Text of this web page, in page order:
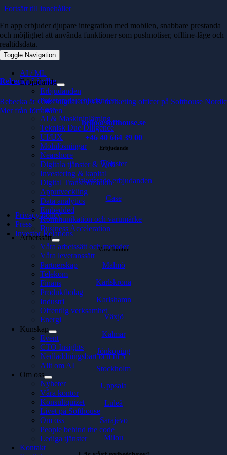
Fortsätt till innehållet
Toggle Navigation
AI / ML
Erbjudande
Erbjudanden
Paketerade erbjudanden
Case
AI & Maskininlärning
Teknisk Due Diligence
UI/UX
Molnlösningar
Nearshore
Digitala tjänster & Web
Investering & kapital
Digital Transformation
Apputveckling
Data analytics
Embedded
Kommunikation och varumärke
Business Acceleration
Arbetssätt
Våra arbetssätt och metoder
Våra leveranssätt
Partnerskap
Telekom
Finans
Produktbolag
Industri
Offentlig verksamhet
Energi
Kunskap
Event
CTO Insights
Nedladdningsbart och In 5
Allt om AI
Om oss
Nyheter
Våra kontor
Konsultquizet
Livet på Softhouse
Om oss
People behind the code
Lediga tjänster
Kontakt
En app erbjuder djupare integration med mobilen, snabbare prestanda
och möjlighet att använda funktioner som pushnotiser, offline-läge och
realtidsdata.
Rebecka Lindhe
Rebecka är Chief digital sales & marketing officer på Softhouse Nordic
Mer från författaren
hello@softhouse.se
+46 40 664 39 00
Erbjudande
Tjänster
Paketerade erbjudanden
Case
Privacy policy
Press
Investor Relations
Våra kontor
Malmö
Karlskrona
Karlshamn
Växjö
Kalmar
Jönköping
Stockholm
Uppsala
Luleå
Sarajevo
Milou